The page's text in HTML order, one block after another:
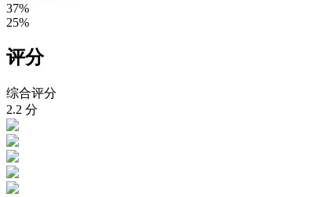
37%
25%
评分
综合评分
2.2 分